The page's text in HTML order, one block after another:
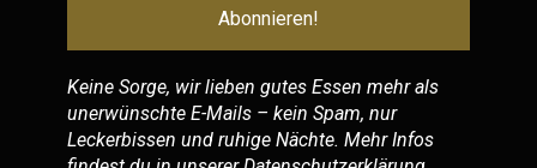
Keine Sorge, wir lieben gutes Essen mehr als
unerwünschte E-Mails – kein Spam, nur
Leckerbissen und ruhige Nächte. Mehr Infos